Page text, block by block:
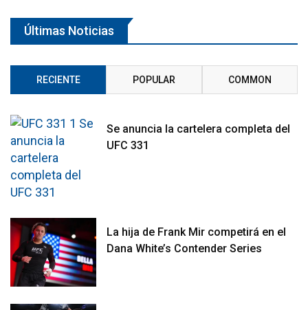
Últimas Noticias
RECIENTE POPULAR COMMON
Se anuncia la cartelera completa del
UFC 331
La hija de Frank Mir competirá en el
Dana White’s Contender Series